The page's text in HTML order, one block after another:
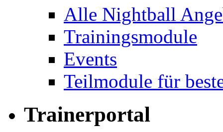
Alle Nightball
Trainingsmodule
Events
Teilmodule für
Trainerportal